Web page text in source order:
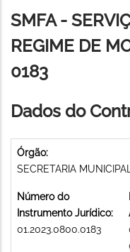
navegação
SMFA -
REGIME DE
0183
Dados do
Órgão:
SECRETARIA
Número do
Instrumento Jurídico:
01.2023.0800.0183